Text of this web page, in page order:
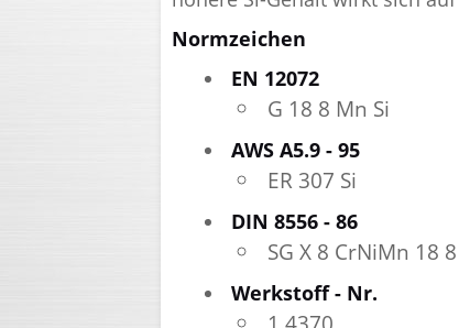
Normzeichen
EN 12072
G 18 8 Mn Si
AWS A5.9 - 95
ER 307 Si
DIN 8556 - 86
SG X 8 CrNiMn 18 8
Werkstoff - Nr.